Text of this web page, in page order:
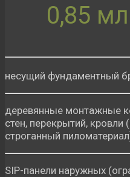
0,85
несущий фундаментный
деревянные монтажные
стен, перекрытий, кровли
строганный
SIP-панели наружных